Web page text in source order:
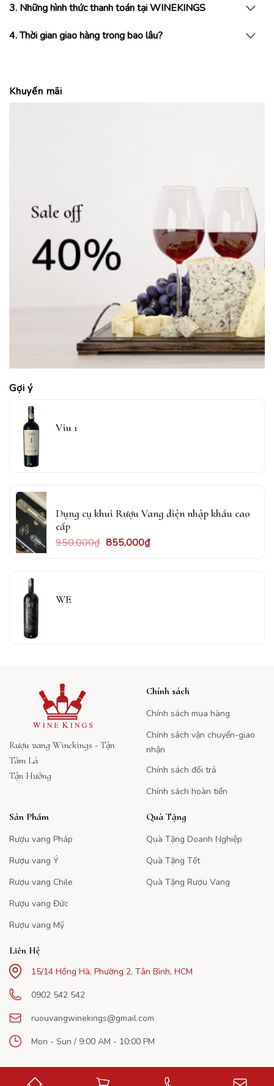
Khuyến mãi
Gợi ý
Viu 1
Dụng cụ khui Rượu Vang điện nhập khẩu cao
cấp
950,000₫ 855,000₫
WE
3. Những hình thức thanh toán tại WINEKINGS
4. Thời gian giao hàng trong bao lâu?
Rượu vang Winekings - Tận
Tâm Là
Tận Hưởng
Chính sách
Chính sách mua hàng
Chính sách vận chuyển-giao
nhận
Chính sách đổi trả
Chính sách hoàn tiền
Sản Phẩm
Rượu vang Pháp
Rượu vang Ý
Rượu vang Chile
Rượu vang Đức
Rượu vang Mỹ
Quà Tặng
Quà Tặng Doanh Nghiệp
Quà Tặng Tết
Quà Tặng Rượu Vang
Liên Hệ
15/14 Hồng Hà, Phường 2, Tân Bình, HCM
0902 542 542
ruouvangwinekings@gmail.com
Mon - Sun / 9:00 AM - 10:00 PM